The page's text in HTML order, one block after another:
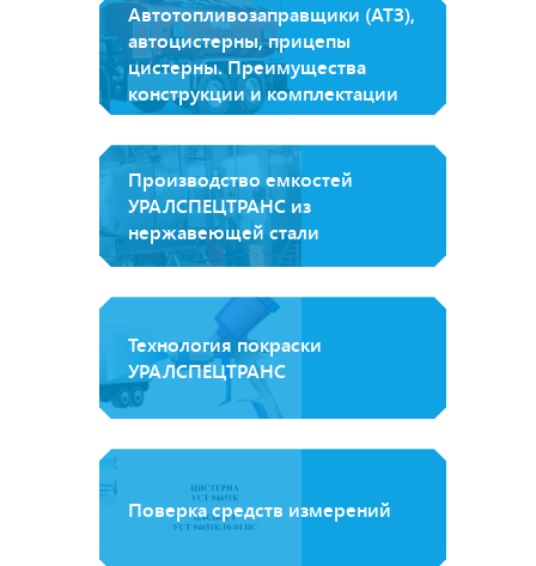
Автотопливозаправщики (АТЗ),
автоцистерны, прицепы
цистерны. Преимущества
конструкции и комплектации
Производство емкостей
УРАЛСПЕЦТРАНС из
нержавеющей стали
Технология покраски
УРАЛСПЕЦТРАНС
Поверка средств измерений